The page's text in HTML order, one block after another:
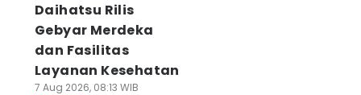
Daihatsu Rilis
Gebyar Merdeka
dan Fasilitas
Layanan Kesehatan
7 Aug 2026, 08:13 WIB